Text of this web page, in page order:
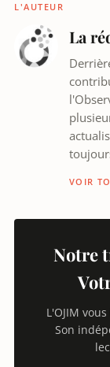
L'AUTEUR
La
VOIR
Notre
L'OJIM
Son